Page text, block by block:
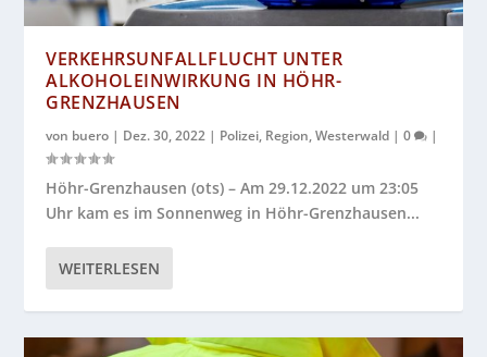
VERKEHRSUNFALLFLUCHT UNTER
ALKOHOLEINWIRKUNG IN HÖHR-
GRENZHAUSEN
von buero | Dez. 30, 2022 | Polizei, Region,Westerwald |0 |
Höhr-Grenzhausen (ots) – Am 29.12.2022 um 23:05
Uhr kam es im Sonnenweg in Höhr-Grenzhausen...
WEITERLESEN